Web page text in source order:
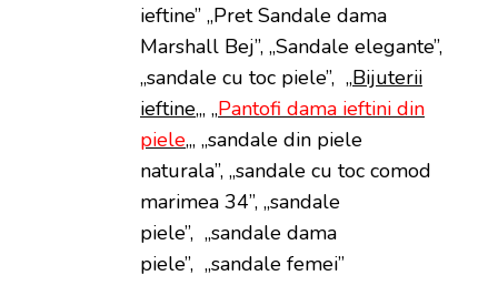
ieftine” „Pret Sandale dama
Marshall Bej”, „Sandale elegante”,
„sandale cu toc piele”, „Bijuterii
ieftine„, „Pantofi dama ieftini din
piele„, „sandale din piele
naturala”, „sandale cu toc comod
marimea 34”, „sandale
piele”, „sandale dama
piele”, „sandale femei”